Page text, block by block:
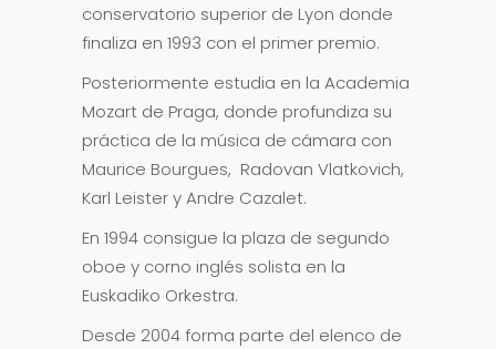
conservatorio superior de Lyon donde
finaliza en 1993 con el primer premio.
Posteriormente estudia en la Academia
Mozart de Praga, donde profundiza su
práctica de la música de cámara con
Maurice Bourgues, Radovan Vlatkovich,
Karl Leister y Andre Cazalet.
En 1994 consigue la plaza de segundo
oboe y corno inglés solista en la
Euskadiko Orkestra.
Desde 2004 forma parte del elenco de